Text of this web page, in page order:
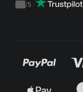
Trustpilot
/5